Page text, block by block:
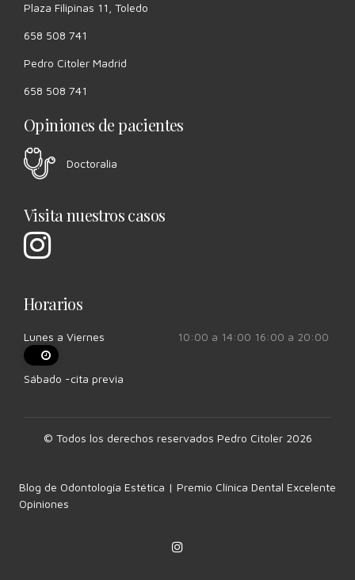
Plaza Filipinas 11, Toledo
658 508 741
Pedro Citoler Madrid
658 508 741
Opiniones de pacientes
Doctoralia
Visita nuestros casos
Horarios
Lunes a Viernes 10:00 a 14:00 16:00 a 20:00
Sábado -cita previa
© Todos los derechos reservados Pedro Citoler 2026
Blog de Odontología Estética | Premio Clínica Dental Excelente
Opiniones